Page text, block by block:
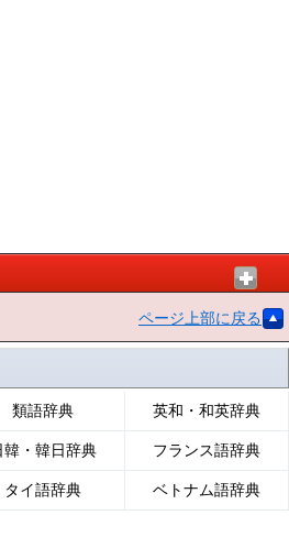
ページ上部に戻る
類語辞典 英和・和英辞典
韓・韓日辞典 フランス語辞典
タイ語辞典 ベトナム語辞典